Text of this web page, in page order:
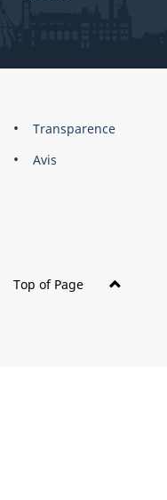
About
this
Brand
Transparence
Avis
Top of Page